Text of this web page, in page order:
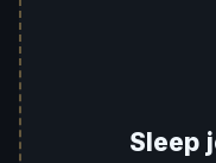
Sleep